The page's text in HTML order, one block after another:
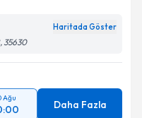
Haritada Göster
35630
Ağu
Daha Fazla